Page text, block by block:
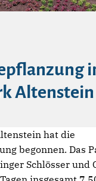
Altenstein
hat die
begonnen. Das
Schlösser und